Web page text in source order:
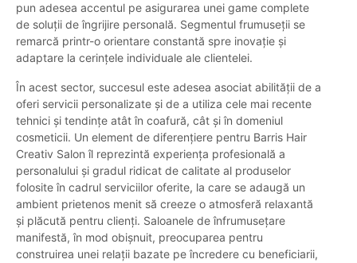
pun adesea accentul pe asigurarea unei game complete
de soluții de îngrijire personală. Segmentul frumuseții se
remarcă printr-o orientare constantă spre inovație și
adaptare la cerințele individuale ale clientelei.
În acest sector, succesul este adesea asociat abilității de a
oferi servicii personalizate și de a utiliza cele mai recente
tehnici și tendințe atât în coafură, cât și în domeniul
cosmeticii. Un element de diferențiere pentru Barris Hair
Creativ Salon îl reprezintă experiența profesională a
personalului și gradul ridicat de calitate al produselor
folosite în cadrul serviciilor oferite, la care se adaugă un
ambient prietenos menit să creeze o atmosferă relaxantă
și plăcută pentru clienți. Saloanele de înfrumusețare
manifestă, în mod obișnuit, preocuparea pentru
construirea unei relații bazate pe încredere cu beneficiarii,